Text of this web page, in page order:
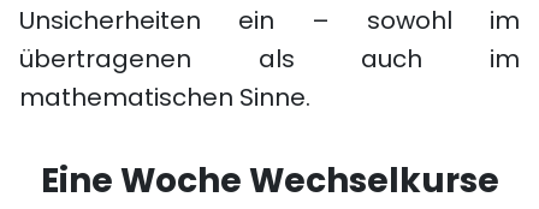
Unsicherheiten ein – sowohl im
übertragenen als auch im
mathematischen Sinne.
Eine Woche Wechselkurse